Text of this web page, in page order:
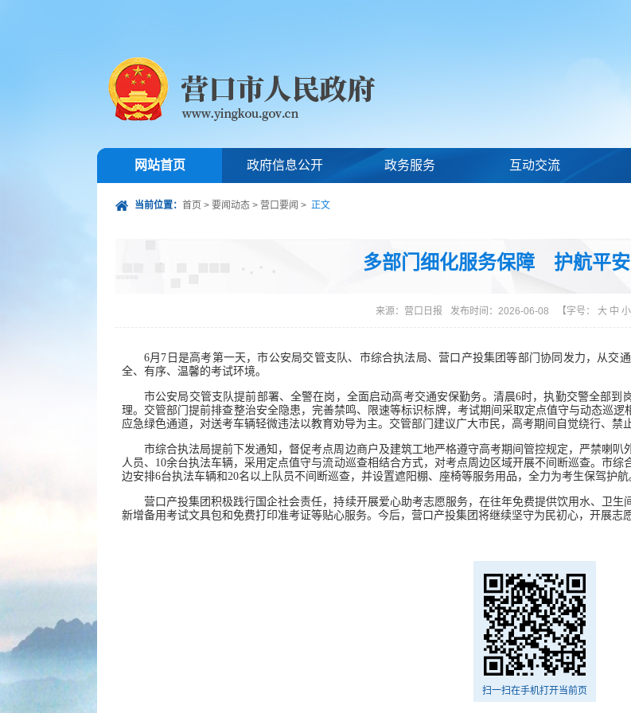
网站首页 政府信息公开 政务服务 互动交流
当前位置： 首页 > 要闻动态 > 营口要闻 > 正文
多部门细化服务保障 护航平
来源： 营口日报 发布时间：2026-06-08 【字号： 大 中 小
6月7日是高考第一天，市公安局交管支队、市综合执法局、营口产投集团等部门协同发力，从交
全、有序、温馨的考试环境。
市公安局交管支队提前部署、全警在岗，全面启动高考交通安保勤务。清晨6时，执勤交警全部到
理。交管部门提前排查整治安全隐患，完善禁鸣、限速等标识标牌，考试期间采取定点值守与动态巡
应急绿色通道，对送考车辆轻微违法以教育劝导为主。交管部门建议广大市民，高考期间自觉绕行、禁
市综合执法局提前下发通知，督促考点周边商户及建筑工地严格遵守高考期间管控规定，严禁喇
人员、10余台执法车辆，采用定点值守与流动巡查相结合方式，对考点周边区域开展不间断巡查。市
边安排6台执法车辆和20名以上队员不间断巡查，并设置遮阳棚、座椅等服务用品，全力为考生保驾护航
营口产投集团积极践行国企社会责任，持续开展爱心助考志愿服务，在往年免费提供饮用水、卫
新增备用考试文具包和免费打印准考证等贴心服务。今后，营口产投集团将继续坚守为民初心，开展志
扫一扫在手机打开当前页